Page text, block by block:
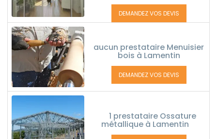
DEMANDEZ VOS DEVIS
aucun prestataire Menuisier
bois à Lamentin
DEMANDEZ VOS DEVIS
1 prestataire Ossature
métallique à Lamentin